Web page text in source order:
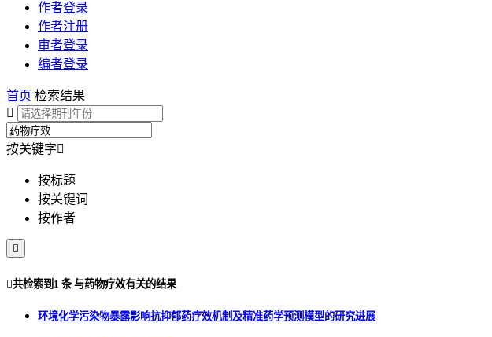
作者登录
作者注册
审者登录
编者登录
首页 检索结果

按关键字
按标题
按关键词
按作者

共检索到 1 条与药物疗效有关的结果
环境化学污染物暴露影响抗抑郁药疗效机制及精准药学预测模型的研究进展